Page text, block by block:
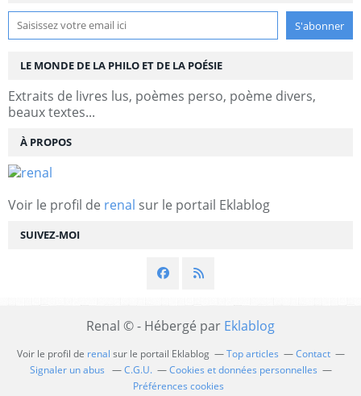
SUIVEZ-MOI
LE MONDE DE LA PHILO ET DE LA POÉSIE
Extraits de livres lus, poèmes perso, poème divers,
beaux textes...
À PROPOS
Voir le profil de renal sur le portail Eklablog
Renal © - Hébergé par Eklablog
Voir le profil de renal sur le portail Eklablog Top articles
Contact
Signaler un abus
C.G.U.
Cookies et données personnelles
Préférences cookies